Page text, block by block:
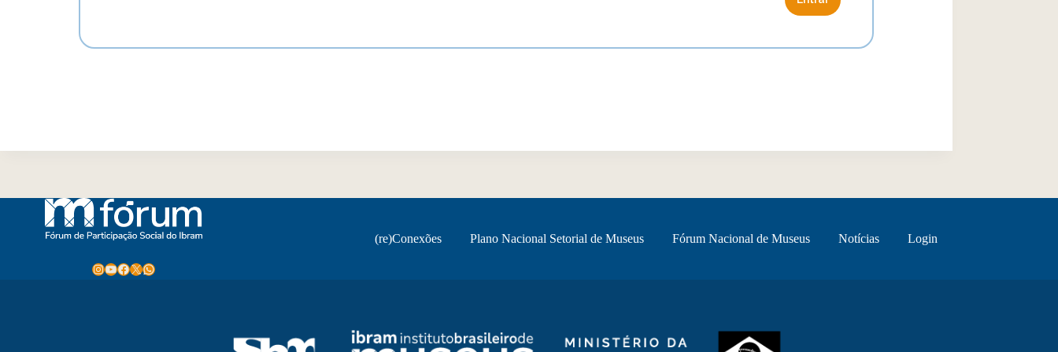
Instagram
Youtube
Facebook
X WhatsApp
(re)Conexões Plano Nacional Setorial de Museus Fórum Nacional de Museus Notícias Login